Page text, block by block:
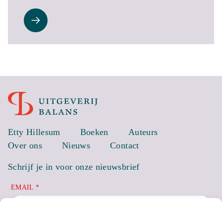
Etty Hillesum Boeken
Auteurs
Over ons
Nieuws Contact
Schrijf je in voor onze nieuwsbrief
EMAIL *